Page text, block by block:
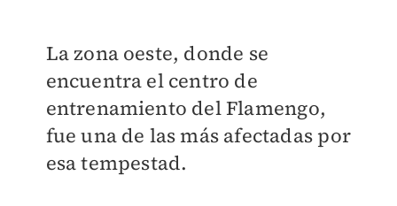
La zona oeste, donde se
encuentra el centro de
entrenamiento del Flamengo,
fue una de las más afectadas por
esa tempestad.